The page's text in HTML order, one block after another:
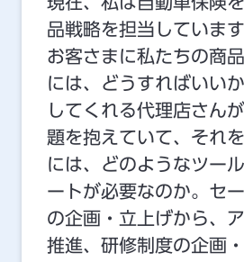
品戦略を担当していま
お客さまに私たちの商
には、どうすればいい
してくれる代理店さん
題を抱えていて、それ
には、どのようなツー
ートが必要なのか。セ
の企画・立上げから、
推進、研修制度の企画